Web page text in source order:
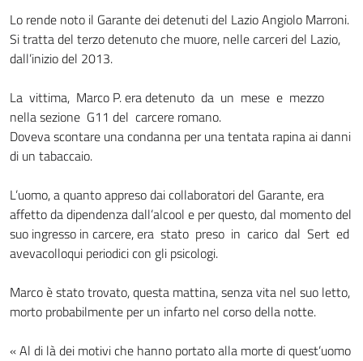
Lo rende noto il Garante dei detenuti del Lazio Angiolo Marroni.
Si tratta del terzo detenuto che muore, nelle carceri del Lazio,
dall’inizio del 2013.
La vittima, Marco P. era detenuto da un mese e mezzo
nella sezione G11 del carcere romano.
Doveva scontare una condanna per una tentata rapina ai danni
di un tabaccaio.
L’uomo, a quanto appreso dai collaboratori del Garante, era
affetto da dipendenza dall’alcool e per questo, dal momento del
suo ingresso in carcere, era stato preso in carico dal Sert ed
avevacolloqui periodici con gli psicologi.
Marco è stato trovato, questa mattina, senza vita nel suo letto,
morto probabilmente per un infarto nel corso della notte.
« Al di là dei motivi che hanno portato alla morte di quest’uomo